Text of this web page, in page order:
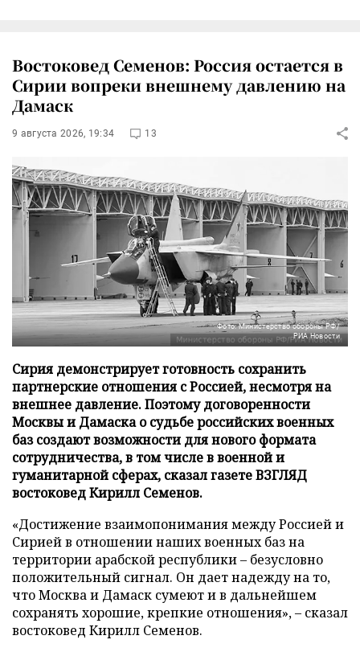
Востоковед Семенов: Россия остается в
Сирии вопреки внешнему давлению на
Дамаск
9 августа 2026, 19:34 13
Фото: Министерство обороны РФ/
РИА Новости
Сирия демонстрирует готовность сохранить
партнерские отношения с Россией, несмотря на
внешнее давление. Поэтому договоренности
Москвы и Дамаска о судьбе российских военных
баз создают возможности для нового формата
сотрудничества, в том числе в военной и
гуманитарной сферах, сказал газете ВЗГЛЯД
востоковед Кирилл Семенов.
«Достижение взаимопонимания между Россией и
Сирией в отношении наших военных баз на
территории арабской республики – безусловно
положительный сигнал. Он дает надежду на то,
что Москва и Дамаск сумеют и в дальнейшем
сохранять хорошие, крепкие отношения», – сказал
востоковед Кирилл Семенов.